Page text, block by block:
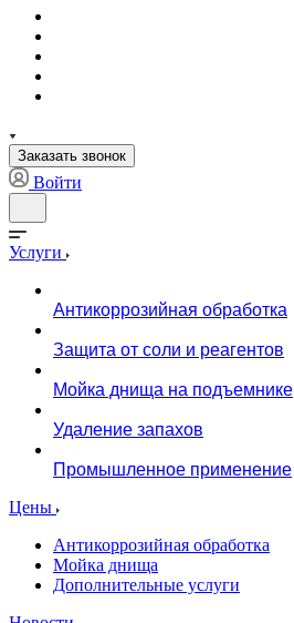
Заказать звонок
Войти
Услуги
Антикоррозийная обработка
Защита от соли и реагентов
Мойка днища на подъемнике
Удаление запахов
Промышленное применение
Цены
Антикоррозийная обработка
Мойка днища
Дополнительные услуги